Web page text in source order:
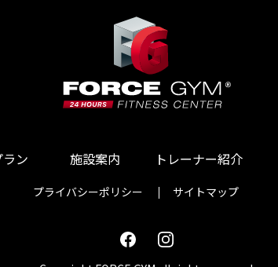
ン 施設案内 トレーナー紹介
プライバシーポリシー サイトマップ
FacebookInstagram